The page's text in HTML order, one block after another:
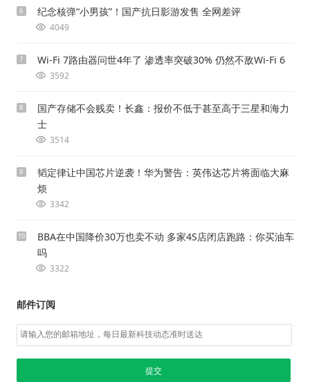
6 纪念核弹“小男孩”！国产抗日影游发售 全网差评
4049
7 Wi-Fi 7路由器问世4年了 渗透率突破30% 仍然不敌Wi-Fi 6
3592
8
国产存储不会贱卖！长鑫：报价不低于甚至高于三星和海力
士
3514
9
韬定律让中国芯片逆袭！华为警告：英伟达芯片将面临大麻
烦
3342
10
BBA在中国降价30万也卖不动 多家4S店闭店跑路：你买油车
吗
3322
邮件订阅